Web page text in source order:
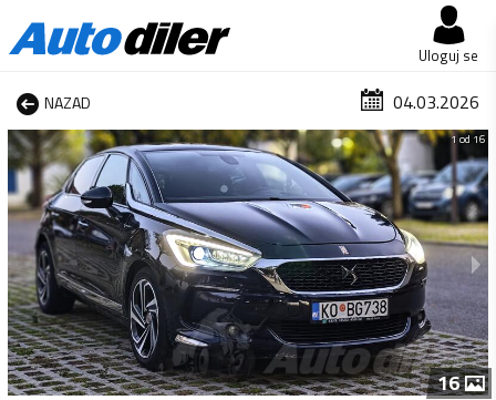
Uloguj se
NAZAD 04.03.2026
1 od 16
16